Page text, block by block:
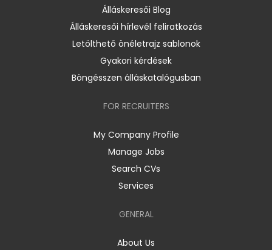
Álláskeresői Blog
Álláskeresői hírlevél feliratkozás
Letölthető önéletrajz sablonok
Gyakori kérdések
Böngésszen álláskatalógusban
FOR RECRUITERS
My Company Profile
Manage Jobs
Search CVs
Services
GENERAL
About Us